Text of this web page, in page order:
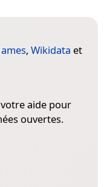
, Wikidata et
aide pour
ouvertes.